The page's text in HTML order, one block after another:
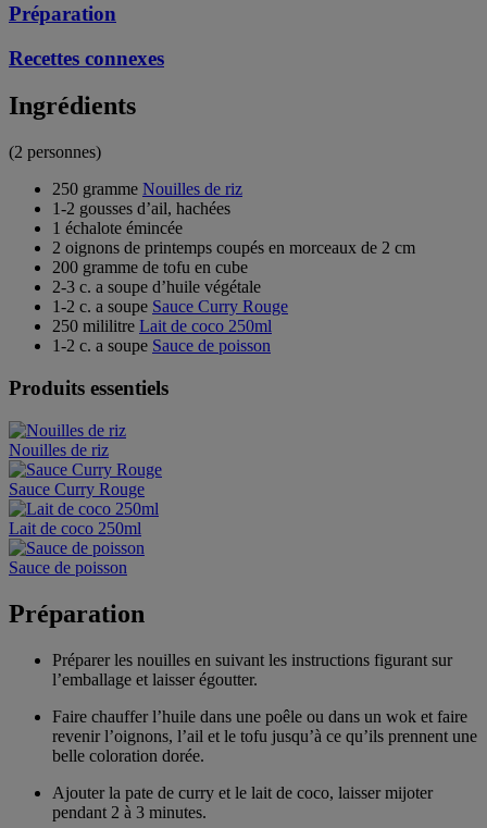
Préparation
Recettes connexes
Ingrédients
(2 personnes)
250 gramme Nouilles de riz
1-2 gousses d’ail, hachées
1 échalote émincée
2 oignons de printemps coupés en morceaux de 2 cm
200 gramme de tofu en cube
2-3 c. a soupe d’huile végétale
1-2 c. a soupe Sauce Curry Rouge
250 mililitre Lait de coco 250ml
1-2 c. a soupe Sauce de poisson
Produits essentiels
Nouilles de riz
Sauce Curry Rouge
Lait de coco 250ml
Sauce de poisson
Préparation
Préparer les nouilles en suivant les instructions figurant sur
l’emballage et laisser égoutter.
Faire chauffer l’huile dans une poêle ou dans un wok et faire
revenir l’oignons, l’ail et le tofu jusqu’à ce qu’ils prennent une
belle coloration dorée.
Ajouter la pate de curry et le lait de coco, laisser mijoter
pendant 2 à 3 minutes.